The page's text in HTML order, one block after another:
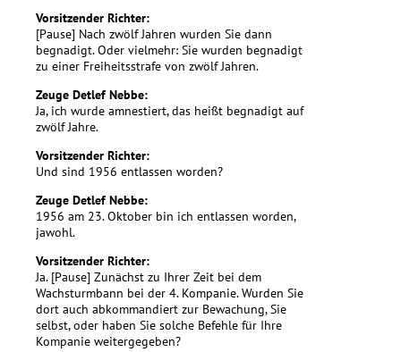
Vorsitzender Richter:
[Pause] Nach zwölf Jahren wurden Sie dann
begnadigt. Oder vielmehr: Sie wurden begnadigt
zu einer Freiheitsstrafe von zwölf Jahren.
Zeuge Detlef Nebbe:
Ja, ich wurde amnestiert, das heißt begnadigt auf
zwölf Jahre.
Vorsitzender Richter:
Und sind 1956 entlassen worden?
Zeuge Detlef Nebbe:
1956 am 23. Oktober bin ich entlassen worden,
jawohl.
Vorsitzender Richter:
Ja. [Pause] Zunächst zu Ihrer Zeit bei dem
Wachsturmbann bei der 4. Kompanie. Wurden Sie
dort auch abkommandiert zur Bewachung, Sie
selbst, oder haben Sie solche Befehle für Ihre
Kompanie weitergegeben?